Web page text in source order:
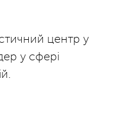
центр у
у сфері